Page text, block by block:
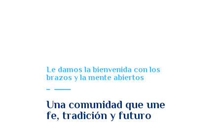
Le damos la bienvenida con los
brazos y la mente abiertos
Una comunidad que une
fe, tradición y futuro